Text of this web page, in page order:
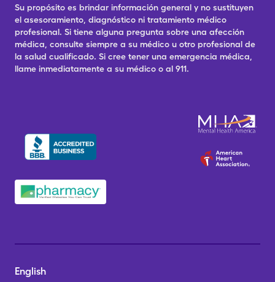
Su propósito es brindar información general y no sustituyen
el asesoramiento, diagnóstico ni tratamiento médico
profesional. Si tiene alguna pregunta sobre una afección
médica, consulte siempre a su médico u otro profesional de
la salud cualificado. Si cree tener una emergencia médica,
llame inmediatamente a su médico o al 911.
English